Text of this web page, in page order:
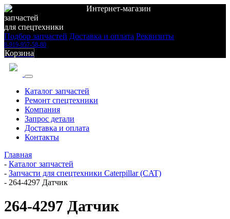
Интернет-магазин
запчастей
для спецтехники
Подбор запчастей Доставка и оплата Реквизиты
8-919-957-58-80
Корзина
Каталог запчастей
Ремонт спецтехники
Компания
Запрос детали
Доставка и оплата
Контакты
Главная
- Каталог запчастей
- Запчасти для спецтехники Caterpillar (CAT)
- 264-4297 Датчик
264-4297 Датчик